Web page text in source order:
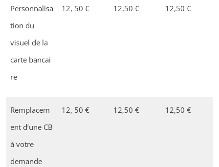
Personnalisa
tion du
visuel de la
carte bancai
re
12, 50 € 12,50 € 12,50 €
Remplacem
ent d’une CB
à votre
demande
12, 50 € 12,50 € 12,50 €